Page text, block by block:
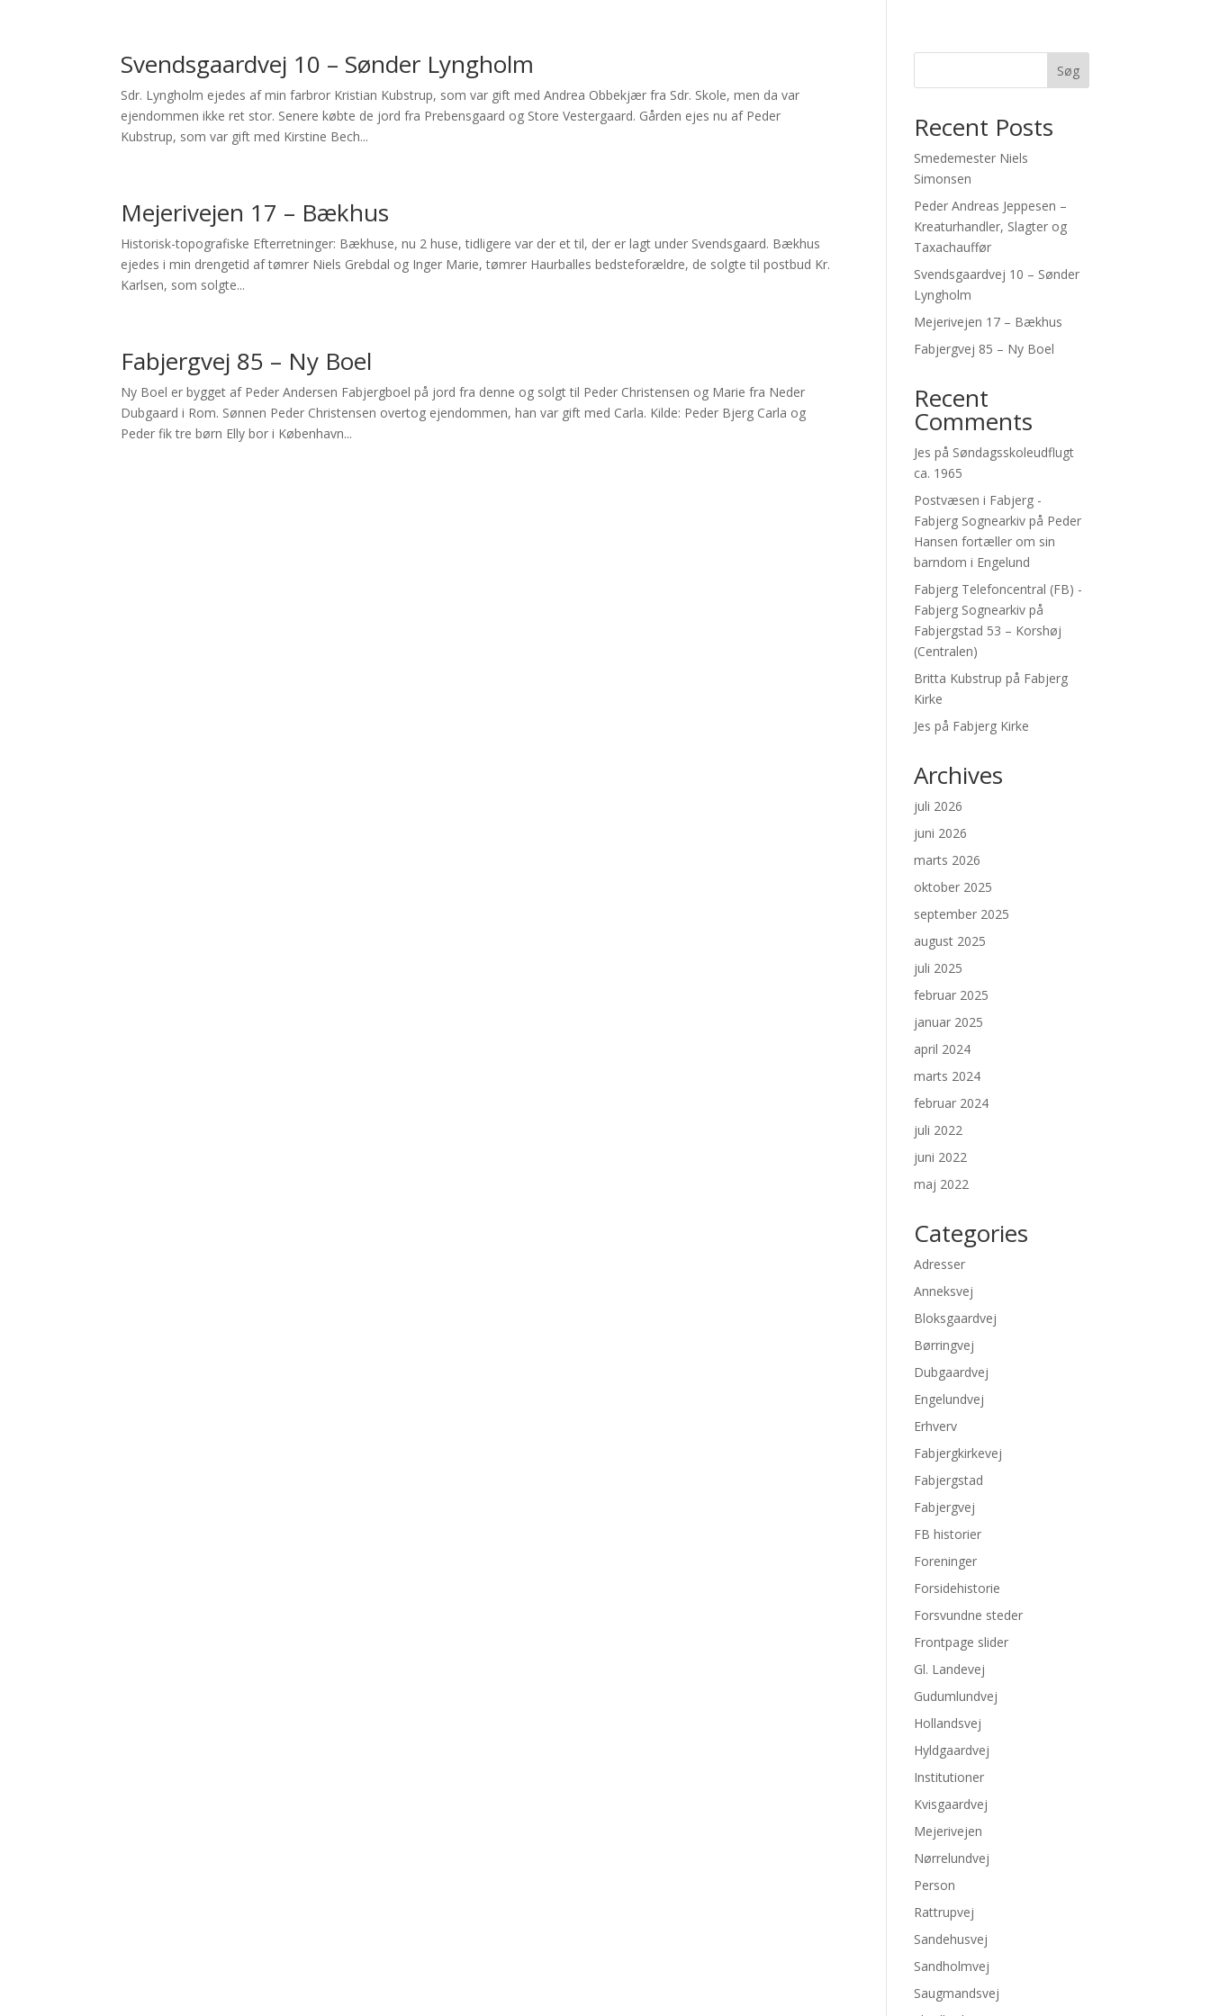
Svendsgaardvej 10 – Sønder Lyngholm
Sdr. Lyngholm ejedes af min farbror Kristian Kubstrup, som var gift med Andrea Obbekjær fra Sdr. Skole, men da var
ejendommen ikke ret stor. Senere købte de jord fra Prebensgaard og Store Vestergaard. Gården ejes nu af Peder
Kubstrup, som var gift med Kirstine Bech...
Mejerivejen 17 – Bækhus
Historisk-topografiske Efterretninger: Bækhuse, nu 2 huse, tidligere var der et til, der er lagt under Svendsgaard. Bækhus
ejedes i min drengetid af tømrer Niels Grebdal og Inger Marie, tømrer Haurballes bedsteforældre, de solgte til postbud Kr.
Karlsen, som solgte...
Fabjergvej 85 – Ny Boel
Ny Boel er bygget af Peder Andersen Fabjergboel på jord fra denne og solgt til Peder Christensen og Marie fra Neder
Dubgaard i Rom. Sønnen Peder Christensen overtog ejendommen, han var gift med Carla. Kilde: Peder Bjerg Carla og
Peder fik tre børn Elly bor i København...
Søg
Recent Posts
Smedemester Niels
Simonsen
Peder Andreas Jeppesen –
Kreaturhandler, Slagter og
Taxachauffør
Svendsgaardvej 10 – Sønder
Lyngholm
Mejerivejen 17 – Bækhus
Fabjergvej 85 – Ny Boel
Recent
Comments
Jes på Søndagsskoleudflugt
ca. 1965
Postvæsen i Fabjerg -
Fabjerg Sognearkiv på Peder
Hansen fortæller om sin
barndom i Engelund
Fabjerg Telefoncentral (FB) -
Fabjerg Sognearkiv på
Fabjergstad 53 – Korshøj
(Centralen)
Britta Kubstrup på Fabjerg
Kirke
Jes på Fabjerg Kirke
Archives
juli 2026
juni 2026
marts 2026
oktober 2025
september 2025
august 2025
juli 2025
februar 2025
januar 2025
april 2024
marts 2024
februar 2024
juli 2022
juni 2022
maj 2022
Categories
Adresser
Anneksvej
Bloksgaardvej
Børringvej
Dubgaardvej
Engelundvej
Erhverv
Fabjergkirkevej
Fabjergstad
Fabjergvej
FB historier
Foreninger
Forsidehistorie
Forsvundne steder
Frontpage slider
Gl. Landevej
Gudumlundvej
Hollandsvej
Hyldgaardvej
Institutioner
Kvisgaardvej
Mejerivejen
Nørrelundvej
Person
Rattrupvej
Sandehusvej
Sandholmvej
Saugmandsvej